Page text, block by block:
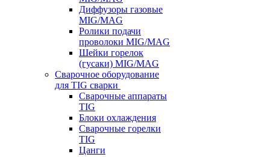
Диффузоры газовые
MIG/MAG
Ролики подачи
проволоки MIG/MAG
Шейки горелок
(гусаки) MIG/MAG
Сварочное оборудование
для TIG сварки
Сварочные аппараты
TIG
Блоки охлаждения
Сварочные горелки
TIG
Цанги